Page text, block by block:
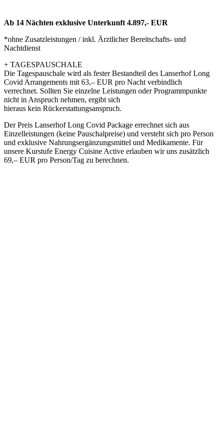
Ab 14 Nächten exklusive Unterkunft 4.897,- EUR
*ohne Zusatzleistungen / inkl. Ärztlicher Bereitschafts- und
Nachtdienst
+ TAGESPAUSCHALE
Die Tagespauschale wird als fester Bestandteil des Lanserhof Long
Covid Arrangements mit 63,– EUR pro Nacht verbindlich
verrechnet. Sollten Sie einzelne Leistungen oder Programmpunkte
nicht in Anspruch nehmen, ergibt sich
hieraus kein Rückerstattungsanspruch.
Der Preis Lanserhof Long Covid Package errechnet sich aus
Einzelleistungen (keine Pauschalpreise) und versteht sich pro Person
und exklusive Nahrungsergänzungsmittel und Medikamente. Für
unsere Kurstufe Energy Cuisine Active erlauben wir uns zusätzlich
69,– EUR pro Person/Tag zu berechnen.